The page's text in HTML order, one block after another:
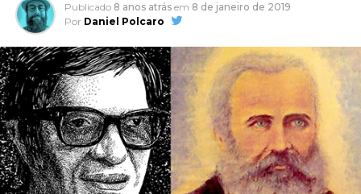
Publicado 8 anos atrás em 8 de janeiro de 2019
Por Daniel Polcaro